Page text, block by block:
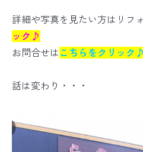
詳細や写真を見たい方はリフ
ック♪
お問合せは こちらをクリック♪
話は変わり・・・